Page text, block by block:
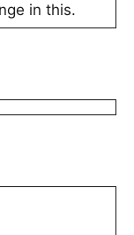
in this.